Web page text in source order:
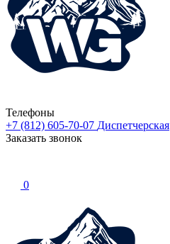
Телефоны
+7 (812) 605-70-07 Диспетчерская
Заказать звонок
0